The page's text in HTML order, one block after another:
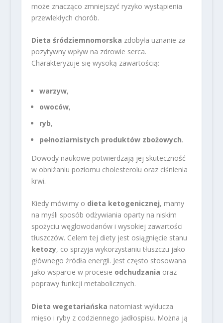
może znacząco zmniejszyć ryzyko wystąpienia
przewlekłych chorób.
Dieta śródziemnomorska zdobyła uznanie za
pozytywny wpływ na zdrowie serca.
Charakteryzuje się wysoką zawartością:
warzyw,
owoców,
ryb,
pełnoziarnistych produktów zbożowych.
Dowody naukowe potwierdzają jej skuteczność
w obniżaniu poziomu cholesterolu oraz ciśnienia
krwi.
Kiedy mówimy o dieta ketogenicznej, mamy
na myśli sposób odżywiania oparty na niskim
spożyciu węglowodanów i wysokiej zawartości
tłuszczów. Celem tej diety jest osiągnięcie stanu
ketozy, co sprzyja wykorzystaniu tłuszczu jako
głównego źródła energii. Jest często stosowana
jako wsparcie w procesie odchudzania oraz
poprawy funkcji metabolicznych.
Dieta wegetariańska natomiast wyklucza
mięso i ryby z codziennego jadłospisu. Można ją